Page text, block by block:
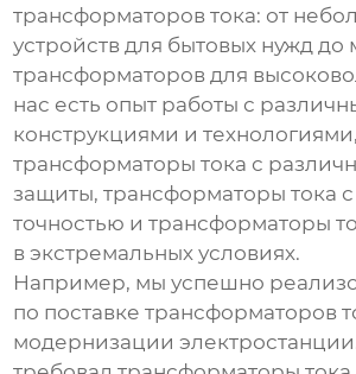
трансформаторов тока: от
устройств для бытовых нужд
трансформаторов для
нас есть опыт работы с
конструкциями и
трансформаторы тока с
защиты, трансформаторы тока
точностью и трансформаторы
в экстремальных условиях.
Например, мы успешно
по поставке трансформаторов
модернизации